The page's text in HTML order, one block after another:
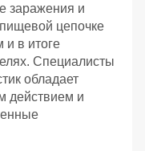
заражения и
цепочке
и в итоге
Специалисты
обладает
действием и